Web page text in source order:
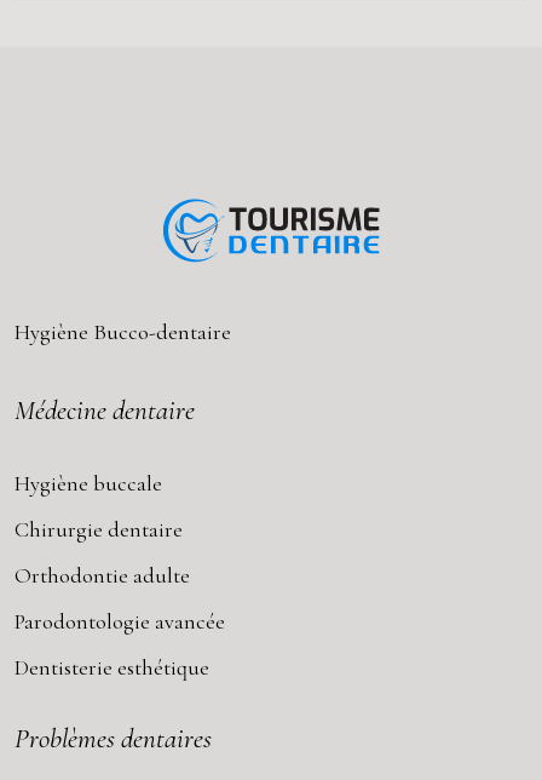
Hygiène Bucco-dentaire
Médecine dentaire
Hygiène buccale
Chirurgie dentaire
Orthodontie adulte
Parodontologie avancée
Dentisterie esthétique
Problèmes dentaires